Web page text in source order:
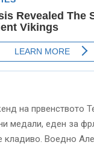
на првенството
медали, еден за
Воедно